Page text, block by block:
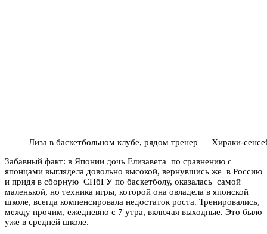
Лиза в баскетбольном клубе, рядом тренер — Хираки-
Забавный факт: в Японии дочь Елизавета по сравнению с
японцами выглядела довольно высокой, вернувшись же в Россию
и придя в сборную СПбГУ по баскетболу, оказалась самой
маленькой, но техника игры, которой она овладела в японской
школе, всегда компенсировала недостаток роста. Тренировались,
между прочим, ежедневно с 7 утра, включая выходные. Это было
уже в средней школе.